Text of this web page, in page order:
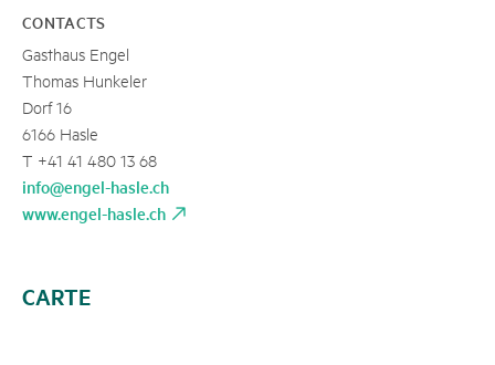
CONTACTS
Gasthaus Engel
Thomas Hunkeler
Dorf 16
6166 Hasle
T +41 41 480 13 68
info@engel-hasle.ch
www.engel-hasle.ch
CARTE